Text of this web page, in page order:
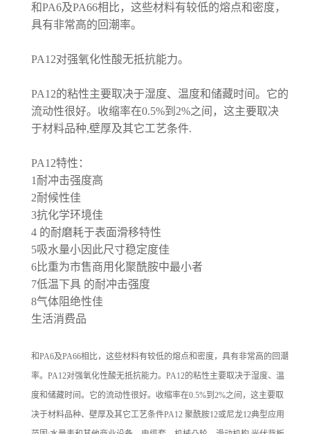
和PA6及PA66相比，这些材料有较低的熔点和密度，
具有非常高的回潮率。
PA12对强氧化性酸无抵抗能力。
PA12的粘性主要取决于湿度、温度和储藏时间。它的
流动性很好。收缩率在0.5%到2%之间，这主要取决
于材料品种,壁厚及其它工艺条件.
PA12特性：
1耐冲击强度高
2耐候性佳
3抗化学环境佳
4 的耐磨耗于表面滑移特性
5吸水量小因此尺寸稳定度佳
6比重为市售商用化聚酰胺中最小者
7低温下具 的耐冲击强度
8气体阻绝性佳
生活消费品
和PA6及PA66相比，这些材料有较低的熔点和密度，具有非常高的回潮
率。PA12对强氧化性酸无抵抗能力。PA12的粘性主要取决于湿度、温
度和储藏时间。它的流动性很好。收缩率在0.5%到2%之间，这主要取
决于材料品种、壁厚及其它工艺条件PA12 聚酰胺12或尼龙12典型应用